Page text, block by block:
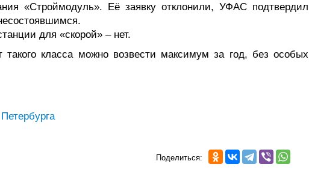
«Строймодуль». Её заявку отклонили, УФАС подтвердил
для «скорой» – нет.
такого класса можно возвести максимум за год, без особых
Поделиться: